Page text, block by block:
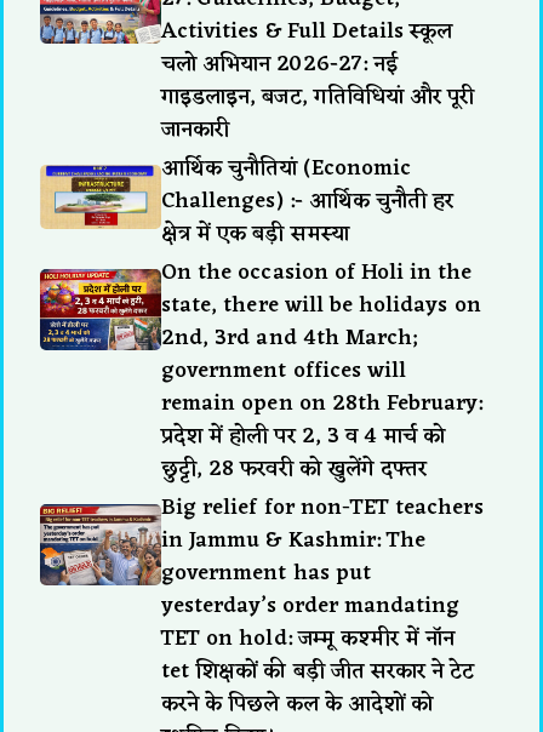
Activities & Full Details स्कूल
चलो अभियान 2026-27: नई
गाइडलाइन, बजट, गतिविधियां और पूरी
जानकारी
आर्थिक चुनौतियां (Economic
Challenges) :- आर्थिक चुनौती हर
क्षेत्र में एक बड़ी समस्या
On the occasion of Holi in the
state, there will be holidays on
2nd, 3rd and 4th March;
government offices will
remain open on 28th February:
प्रदेश में होली पर 2, 3 व 4 मार्च को
छुट्टी, 28 फरवरी को खुलेंगे दफ्तर
Big relief for non-TET teachers
in Jammu & Kashmir: The
government has put
yesterday’s order mandating
TET on hold: जम्मू कश्मीर में नॉन
tet शिक्षकों की बड़ी जीत सरकार ने टेट
करने के पिछले कल के आदेशों को